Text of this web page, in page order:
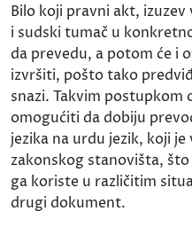
Bilo koji pravni akt,
i sudski tumač u
da prevedu, a potom će i
izvršiti, pošto tako
snazi. Takvim postupkom
omogućiti da dobiju
jezika na urdu jezik, koji
zakonskog stanovišta,
ga koriste u različitim
drugi dokument.